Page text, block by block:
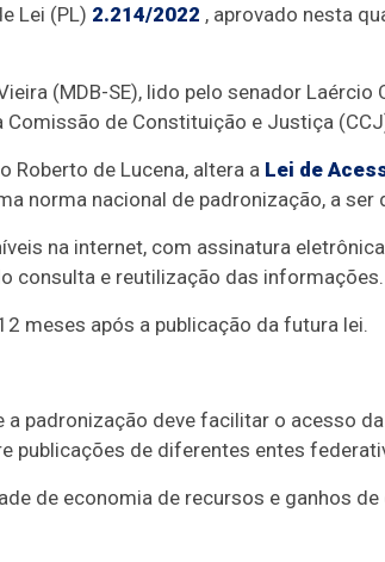
Lei (PL) 2.214/2022 , aprovado nesta
(MDB-SE), lido pelo senador Laércio
Comissão de Constituição e Justiça
Roberto de Lucena, altera a Lei de
norma nacional de padronização, a
na internet, com assinatura
consulta e reutilização das informações.
meses após a publicação da futura lei.
a padronização deve facilitar o acesso
publicações de diferentes entes
de economia de recursos e ganhos